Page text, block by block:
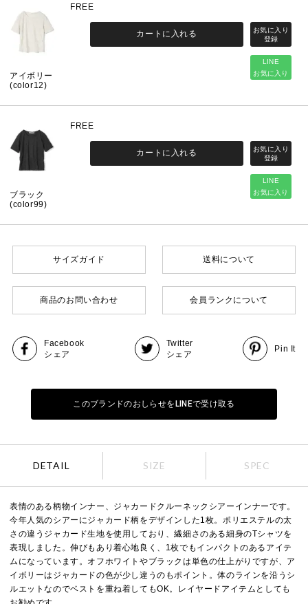
アイボリー
(color12)
FREE
LINE
お気に入り
カートに入れる
ブラック
(color99)
FREE
LINE
お気に入り
カートに入れる
サイズガイド 送料について
商品のお問い合わせ 会員ランクについて
Facebook
シェア
Twitter
シェア
Pin It
このブランドのおしらせをLINEで受け取る
DETAIL SIZE SPEC
表情のある柄物インナー、ジャカードクルーネックシアーインナーです。
今年人気のシアーにジャカード柄をデザインした1枚。ポリエステルの太
さの違うジャカード生地を使用しており、繊細さのある細身のTシャツを
表現しました。伸びもあり着心地良く、1枚でもインパクトのあるアイテ
ムになっています。オフホワイトやブラックは単色の仕上がりですが、ア
イボリーはジャカードの色が少し違うのもポイント。体のラインを沿うシ
ルエットなのでベストを重ね着してもOK。レイヤードアイテムとしても